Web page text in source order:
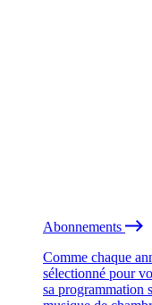
Abonnements
Comme chaque
sélectionné pour
sa programmation